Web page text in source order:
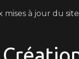
mises à jour du